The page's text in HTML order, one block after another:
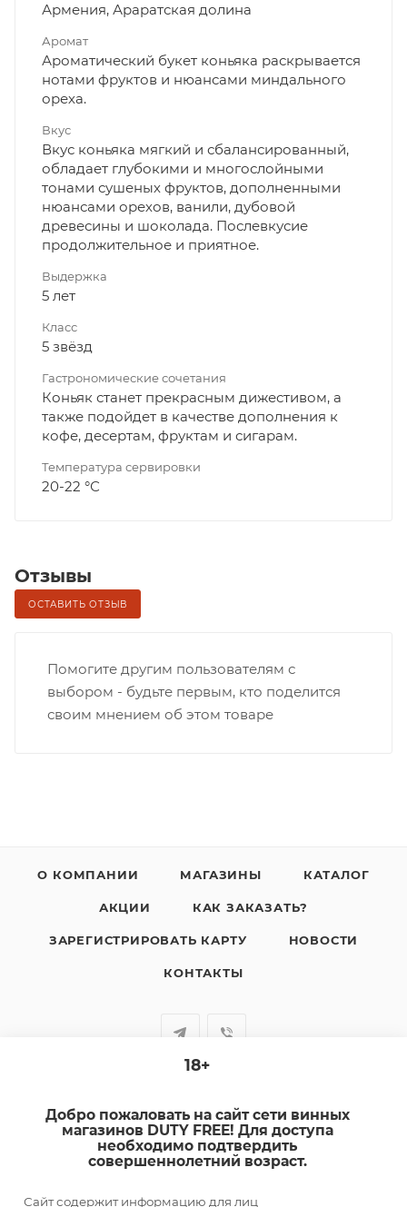
Армения, Араратская долина
Аромат
Ароматический букет коньяка раскрывается
нотами фруктов и нюансами миндального
ореха.
Вкус
Вкус коньяка мягкий и сбалансированный,
обладает глубокими и многослойными
тонами сушеных фруктов, дополненными
нюансами орехов, ванили, дубовой
древесины и шоколада. Послевкусие
продолжительное и приятное.
Выдержка
5 лет
Класс
5 звёзд
Гастрономические сочетания
Коньяк станет прекрасным дижестивом, а
также подойдет в качестве дополнения к
кофе, десертам, фруктам и сигарам.
Температура сервировки
20-22 °С
Отзывы
ОСТАВИТЬ ОТЗЫВ
Помогите другим пользователям с
выбором - будьте первым, кто поделится
своим мнением об этом товаре
О КОМПАНИИ МАГАЗИНЫ КАТАЛОГ
АКЦИИ КАК ЗАКАЗАТЬ?
ЗАРЕГИСТРИРОВАТЬ КАРТУ НОВОСТИ
КОНТАКТЫ
sale@dutyfree-online.ru
г. Кострома, ул. Шагова, д. 221, кв. 24
18+
Добро пожаловать на сайт сети винных
магазинов DUTY FREE! Для доступа
необходимо подтвердить
совершеннолетний возраст.
Сайт содержит информацию для лиц